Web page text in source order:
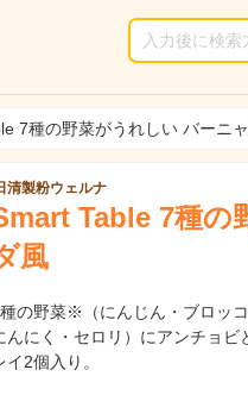
7種の野菜がうれしい バーニ
清製粉ウェルナ
Table 7種の
風
の野菜※（にんじん・ブロッ
んにく・セロリ）にアンチョビ
イ2個入り。